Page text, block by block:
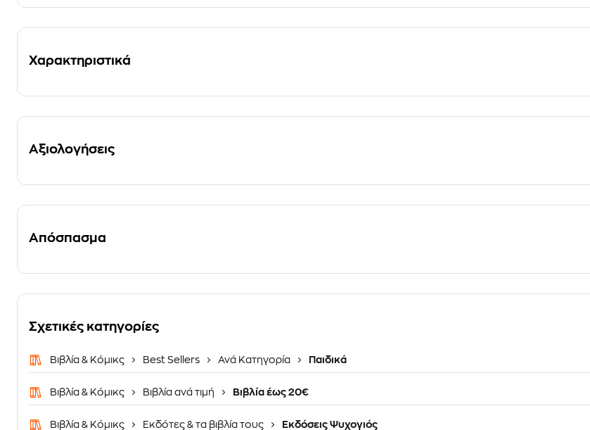
Χαρακτηριστικά
Αξιολογήσεις
Απόσπασμα
Σχετικές κατηγορίες
Βιβλία & Κόμικς Best Sellers Ανά Κατηγορία Παιδικά
Βιβλία & Κόμικς Βιβλία ανά τιμή Βιβλία έως 20€
Βιβλία & Κόμικς Εκδότες & τα βιβλία τους Εκδόσεις Ψυχογιός